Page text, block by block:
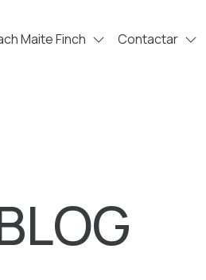
Maite Finch Contactar